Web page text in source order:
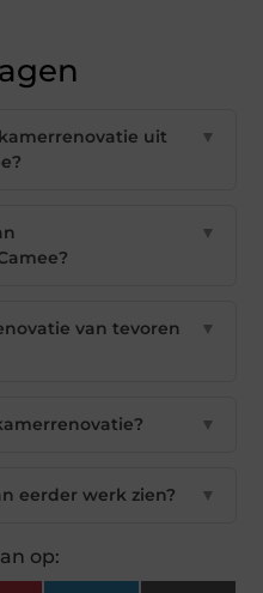
uit
▼
▼
van tevoren
▼
▼
eerder werk zien? ▼
op: